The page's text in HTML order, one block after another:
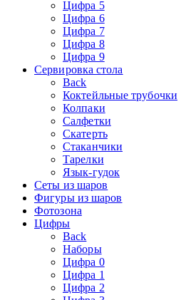
Цифра 5
Цифра 6
Цифра 7
Цифра 8
Цифра 9
Сервировка стола
Back
Коктейльные трубочки
Колпаки
Салфетки
Скатерть
Стаканчики
Тарелки
Язык-гудок
Сеты из шаров
Фигуры из шаров
Фотозона
Цифры
Back
Наборы
Цифра 0
Цифра 1
Цифра 2